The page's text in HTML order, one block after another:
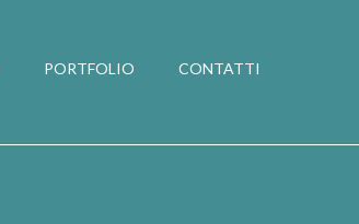
PORTFOLIO CONTATTI